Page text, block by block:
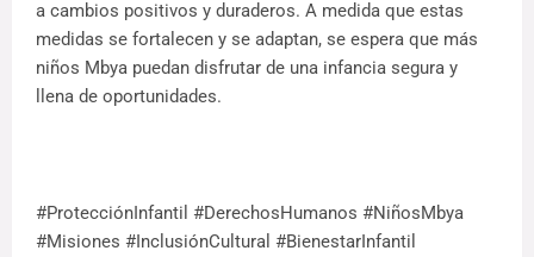
a cambios positivos y duraderos. A medida que estas
medidas se fortalecen y se adaptan, se espera que más
niños Mbya puedan disfrutar de una infancia segura y
llena de oportunidades.
#ProtecciónInfantil #DerechosHumanos #NiñosMbya
#Misiones #InclusiónCultural #BienestarInfantil